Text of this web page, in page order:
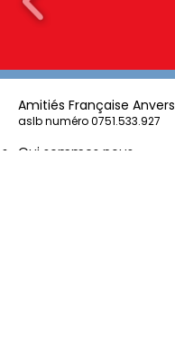
Amitiés Française Anvers
aslb numéro0751.533.927
Qui sommes nous